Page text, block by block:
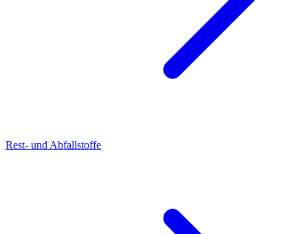
Rest- und Abfallstoffe